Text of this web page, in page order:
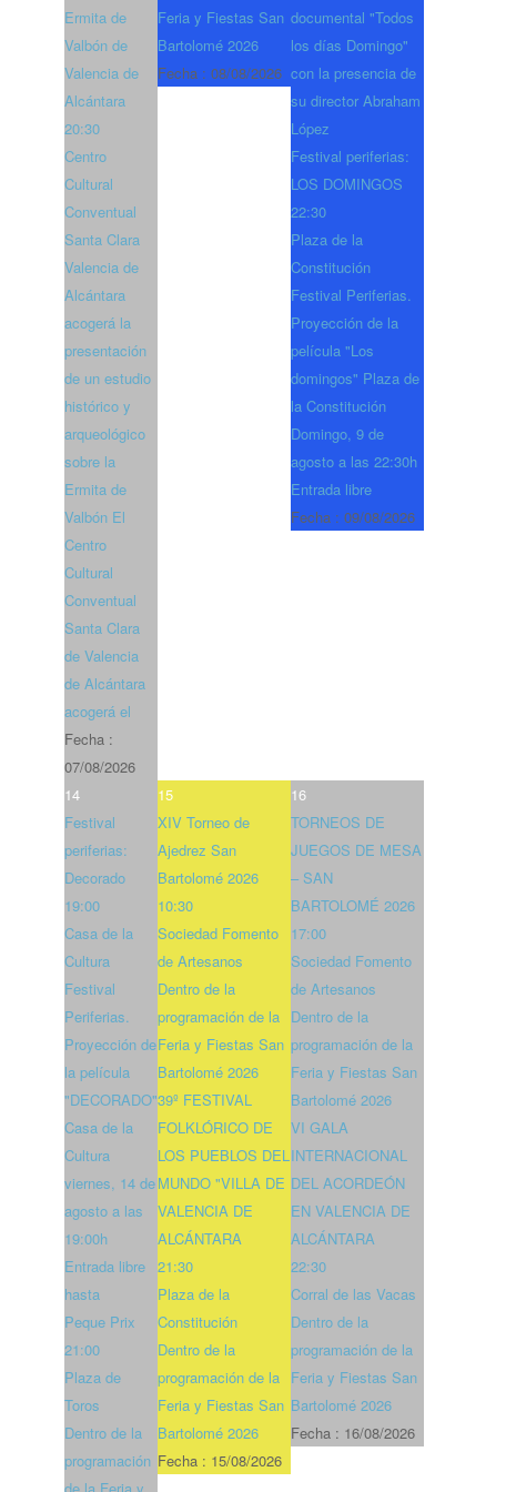
Ermita de
Valbón de
Valencia de
Alcántara
20:30
Centro
Cultural
Conventual
Santa Clara
Valencia de
Alcántara
acogerá la
presentación
de un estudio
histórico y
arqueológico
sobre la
Ermita de
Valbón El
Centro
Cultural
Conventual
Santa Clara
de Valencia
de Alcántara
acogerá el
Fecha :
07/08/2026
Feria y Fiestas San
Bartolomé 2026
Fecha : 08/08/2026
documental "Todos
los días Domingo"
con la presencia de
su director Abraham
López
Festival periferias:
LOS DOMINGOS
22:30
Plaza de la
Constitución
Festival Periferias.
Proyección de la
película "Los
domingos" Plaza de
la Constitución
Domingo, 9 de
agosto a las 22:30h
Entrada libre
Fecha : 09/08/2026
14
Festival
periferias:
Decorado
19:00
Casa de la
Cultura
Festival
Periferias.
Proyección de
la película
"DECORADO"
Casa de la
Cultura
viernes, 14 de
agosto a las
19:00h
Entrada libre
hasta
Peque Prix
21:00
Plaza de
Toros
Dentro de la
programación
15
XIV Torneo de
Ajedrez San
Bartolomé 2026
10:30
Sociedad Fomento
de Artesanos
Dentro de la
programación de la
Feria y Fiestas San
Bartolomé 2026
39º FESTIVAL
FOLKLÓRICO DE
LOS PUEBLOS DEL
MUNDO "VILLA DE
VALENCIA DE
ALCÁNTARA
21:30
Plaza de la
Constitución
Dentro de la
programación de la
Feria y Fiestas San
Bartolomé 2026
Fecha : 15/08/2026
16
TORNEOS DE
JUEGOS DE MESA
– SAN
BARTOLOMÉ 2026
17:00
Sociedad Fomento
de Artesanos
Dentro de la
programación de la
Feria y Fiestas San
Bartolomé 2026
VI GALA
INTERNACIONAL
DEL ACORDEÓN
EN VALENCIA DE
ALCÁNTARA
22:30
Corral de las Vacas
Dentro de la
programación de la
Feria y Fiestas San
Bartolomé 2026
Fecha : 16/08/2026